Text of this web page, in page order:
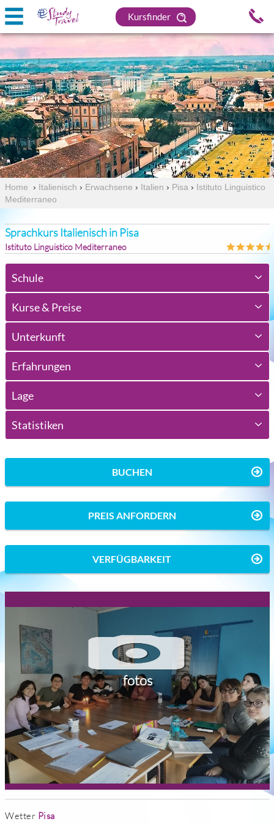
Kursfinder
Home › Italienisch › Erwachsene › Italien › Pisa › Istituto Linguistico
Mediterraneo
Sprachkurs Italienisch in Pisa
Istituto Linguistico Mediterraneo
Schule
Kurse & Preise
Unterkunft
Erfahrungen
Lage
Statistiken
BUCHEN
PREIS ANFORDERN
VERFÜGBARKEIT
fotos
Wetter Pisa